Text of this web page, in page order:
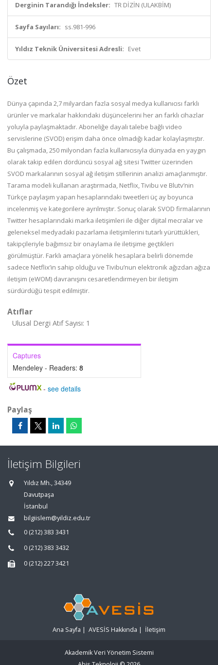
Derginin Tarandığı İndeksler: TR DİZİN (ULAKBİM)
Sayfa Sayıları: ss.981-996
Yıldız Teknik Üniversitesi Adresli: Evet
Özet
Dünya çapında 2,7 milyardan fazla sosyal medya kullanıcısı farklı
ürünler ve markalar hakkındaki düşüncelerini her an farklı cihazlar
yoluyla paylaşmaktadır. Aboneliğe dayalı talebe bağlı video
servislerine (SVOD) erişim daha önce olmadığı kadar kolaylaşmıştır.
Bu çalışmada, 250 milyondan fazla kullanıcısıyla dünyada en yaygın
olarak takip edilen dördüncü sosyal ağ sitesi Twitter üzerinden
SVOD markalarının sosyal ağ iletişim stillerinin analizi amaçlanmıştır.
Tarama modeli kullanan araştırmada, Netflix, Tivibu ve Blutv’nin
Türkçe paylaşım yapan hesaplarındaki tweetleri üç ay boyunca
incelenmiş ve kategorilere ayrılmıştır. Sonuç olarak SVOD firmalarının
Twitter hesaplarındaki marka iletişimleri ile diğer dijital mecralar ve
geleneksel medyadaki pazarlama iletişimlerini tutarlı yürüttükleri,
takipçileriyle bağımsız bir onaylama ile iletişime geçtikleri
görülmüştür. Farklı amaçlara yönelik hesaplara belirli dönemde
sadece Netflix’in sahip olduğu ve Tivibu’nun elektronik ağızdan ağıza
iletişim (eWOM) davranışını cesaretlendirmeyen bir iletişim
sürdürdüğü tespit edilmiştir.
Atıflar
Ulusal Dergi Atıf Sayısı: 1
Captures
Mendeley - Readers: 8
- see details
Paylaş
İletişim Bilgileri
Yıldız Mh., 34349
Davutpaşa
İstanbul
bilgiislem@yildiz.edu.tr
0 (212) 383 3431
0 (212) 383 3432
0 (212) 227 3421
Ana Sayfa | AVESİS Hakkında | İletişim
Akademik Veri Yönetim Sistemi